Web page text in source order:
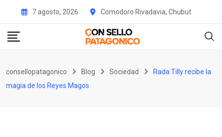
content
7 agosto, 2026 Comodoro Rivadavia, Chubut
consellopatagonico Blog Sociedad
Rada Tilly recibe la
magia de los Reyes Magos